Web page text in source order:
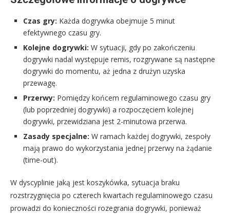
Czas gry: Każda dogrywka obejmuje 5 minut
efektywnego czasu gry.
Kolejne dogrywki: W sytuacji, gdy po zakończeniu
dogrywki nadal występuje remis, rozgrywane są następne
dogrywki do momentu, aż jedna z drużyn uzyska
przewagę.
Przerwy: Pomiędzy końcem regulaminowego czasu gry
(lub poprzedniej dogrywki) a rozpoczęciem kolejnej
dogrywki, przewidziana jest 2-minutowa przerwa.
Zasady specjalne: W ramach każdej dogrywki, zespoły
mają prawo do wykorzystania jednej przerwy na żądanie
(time-out).
W dyscyplinie jaką jest koszykówka, sytuacja braku
rozstrzygnięcia po czterech kwartach regulaminowego czasu
prowadzi do konieczności rozegrania dogrywki, ponieważ